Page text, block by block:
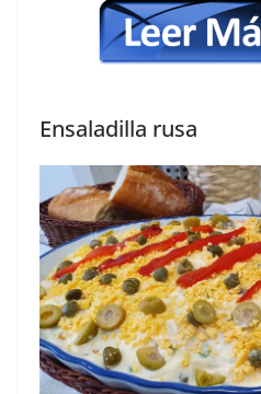
Ensaladilla rusa